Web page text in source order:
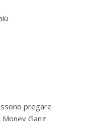
pregare
Money Gang